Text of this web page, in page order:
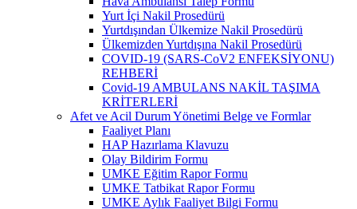
Yurt İçi Nakil Prosedürü
Yurtdışından Ülkemize Nakil Prosedürü
Ülkemizden Yurtdışına Nakil Prosedürü
COVID-19 (SARS-CoV2 ENFEKSİYONU)
REHBERİ
Covid-19 AMBULANS NAKİL TAŞIMA
KRİTERLERİ
Afet ve Acil Durum Yönetimi Belge ve Formlar
Faaliyet Planı
HAP Hazırlama Klavuzu
Olay Bildirim Formu
UMKE Eğitim Rapor Formu
UMKE Tatbikat Rapor Formu
UMKE Aylık Faaliyet Bilgi Formu